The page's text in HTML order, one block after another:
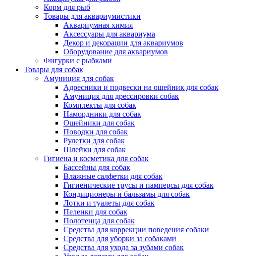
Корм для рыб
Товары для аквариумистики
Аквариумная химия
Аксессуары для аквариума
Декор и декорации для аквариумов
Оборудование для аквариумов
Фигурки с рыбками
Товары для собак
Амуниция для собак
Адресники и подвески на ошейник для собак
Амуниция для дрессировки собак
Комплекты для собак
Намордники для собак
Ошейники для собак
Поводки для собак
Рулетки для собак
Шлейки для собак
Гигиена и косметика для собак
Бассейны для собак
Влажные салфетки для собак
Гигиенические трусы и памперсы для собак
Кондиционеры и бальзамы для собак
Лотки и туалеты для собак
Пеленки для собак
Полотенца для собак
Средства для коррекции поведения собаки
Средства для уборки за собаками
Средства для ухода за зубами собак